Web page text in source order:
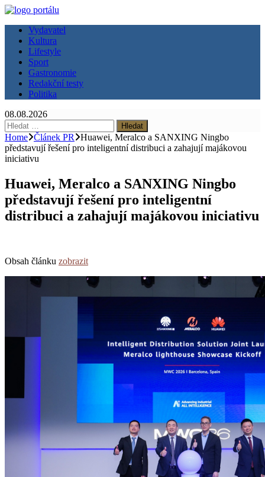
Vydavatel
Kultura
Lifestyle
Sport
Gastronomie
Redakční testy
Politika
08.08.2026
Vyhledávání
Home Článek PR
Huawei, Meralco a SANXING Ningbo
představují řešení pro inteligentní distribuci a zahajují majákovou
iniciativu
Huawei, Meralco a SANXING Ningbo
představují řešení pro inteligentní
distribuci a zahajují majákovou iniciativu
Obsah článku zobrazit